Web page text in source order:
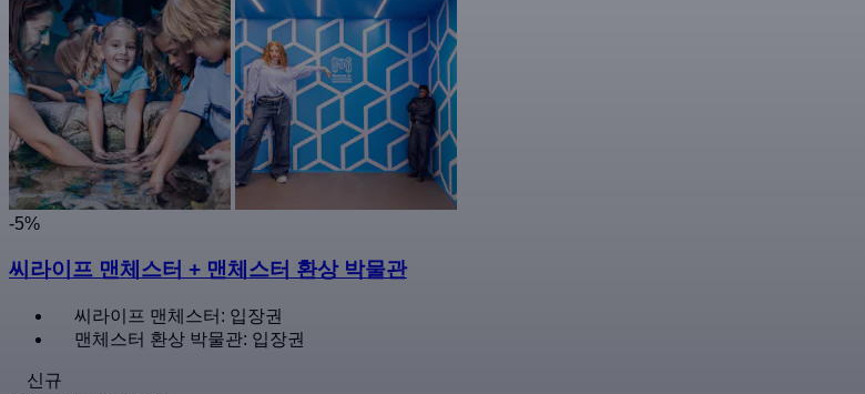
-5%
씨라이프 맨체스터 + 맨체스터 환상 박물관
씨라이프 맨체스터: 입장권
맨체스터 환상 박물관: 입장권
신규